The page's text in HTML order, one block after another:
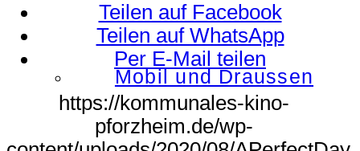
Mobil und Draussen
Teilen auf Facebook
Teilen auf WhatsApp
Per E-Mail teilen
https://kommunales-kino-
pforzheim.de/wp-